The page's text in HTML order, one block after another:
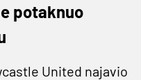
potaknuo
United najavio